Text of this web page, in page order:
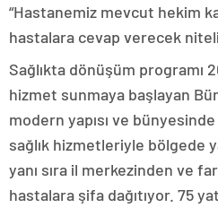
“Hastanemiz mevcut hekim
hastalara cevap verecek
Sağlıkta dönüşüm programı
hizmet sunmaya başlayan
modern yapısı ve bünyesinde
sağlık hizmetleriyle bölgede
yanı sıra il merkezinden ve
hastalara şifa dağıtıyor. 75